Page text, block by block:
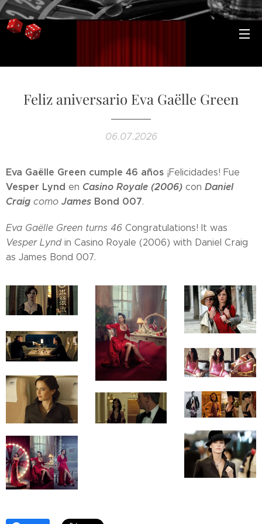
Feliz aniversario Eva Gaëlle Green
06.07.2026
Eva Gaëlle Green cumple 46 años ¡Felicidades! Fue
Vesper Lynd en Casino Royale (2006) con Daniel
Craig como James Bond 007.
Eva Gaëlle Green turns 46 Congratulations! It was
Vesper Lyndin Casino Royale (2006) with Daniel Craig
as James Bond 007.